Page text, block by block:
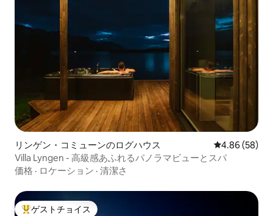
リンゲン・コミューンのログハウス レビュー58
4.86 (58)
Villa Lyngen - 高級感あふれるパノラマビューとスパ
価格 · ロケーション · 清潔さ
ゲストチョイス